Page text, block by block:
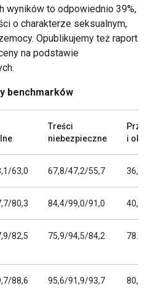
wyników to odpowiednio 39%,
o charakterze seksualnym,
Opublikujemy też raport
na podstawie
benchmarków
Treści
niebezpieczne
i
63,0 67,8/47,2/55,7
80,3 84,4/99,0/91,0
82,5 75,9/94,5/84,2
88,6 95,6/91,9/93,7